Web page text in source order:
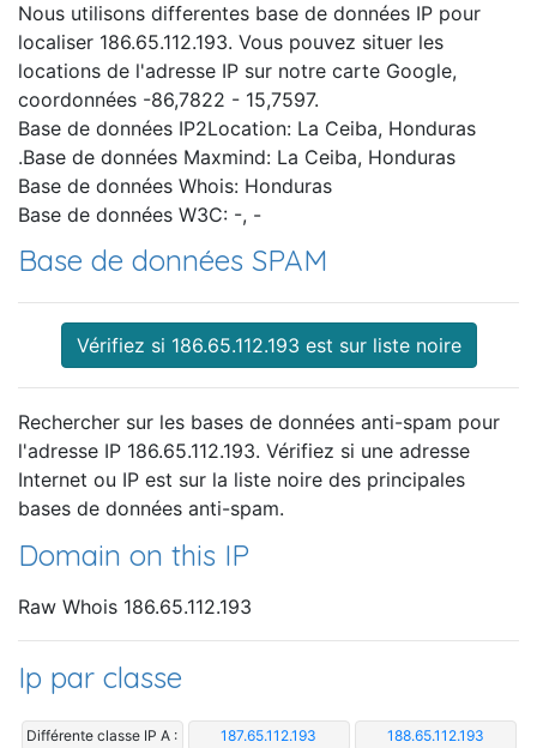
Nous utilisons differentes base de données IP pour
localiser 186.65.112.193. Vous pouvez situer les
locations de l'adresse IP sur notre carte Google,
coordonnées -86,7822 - 15,7597.
Base de données IP2Location: La Ceiba, Honduras
.Base de données Maxmind: La Ceiba, Honduras
Base de données Whois: Honduras
Base de données W3C: -, -
Base de données SPAM
Vérifiez si 186.65.112.193 est sur liste noire
Rechercher sur les bases de données anti-spam pour
l'adresse IP 186.65.112.193. Vérifiez si une adresse
Internet ou IP est sur la liste noire des principales
bases de données anti-spam.
Domain on this IP
Raw Whois 186.65.112.193
Ip par classe
Différente classe IP A : 187.65.112.193 188.65.112.193